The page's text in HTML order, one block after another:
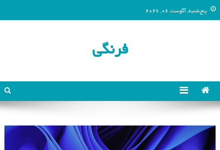
پنج‌شنبه, آگوست 06, 2026
فرنگی